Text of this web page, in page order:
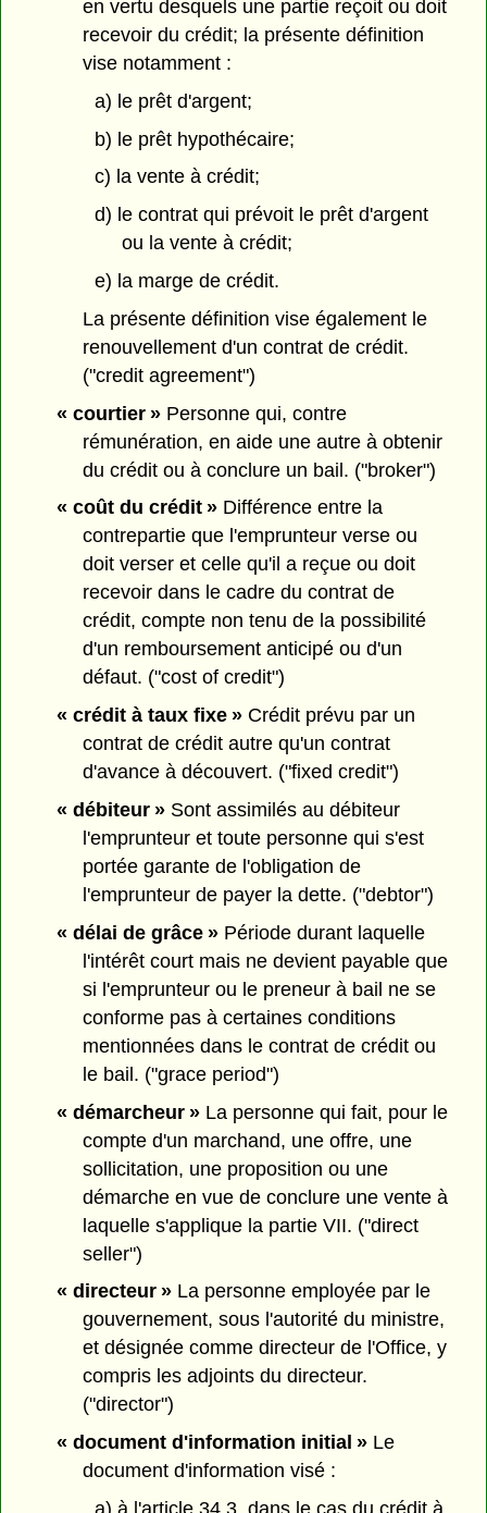
en vertu desquels une partie reçoit ou doit
recevoir du crédit; la présente définition
vise notamment :
a) le prêt d'argent;
b) le prêt hypothécaire;
c) la vente à crédit;
d) le contrat qui prévoit le prêt d'argent
ou la vente à crédit;
e) la marge de crédit.
La présente définition vise également le
renouvellement d'un contrat de crédit.
("credit agreement")
« courtier »Personne qui, contre
rémunération, en aide une autre à obtenir
du crédit ou à conclure un bail. ("broker")
« coût du crédit »Différence entre la
contrepartie que l'emprunteur verse ou
doit verser et celle qu'il a reçue ou doit
recevoir dans le cadre du contrat de
crédit, compte non tenu de la possibilité
d'un remboursement anticipé ou d'un
défaut. ("cost of credit")
« crédit à taux fixe »Crédit prévu par un
contrat de crédit autre qu'un contrat
d'avance à découvert. ("fixed credit")
« débiteur »Sont assimilés au débiteur
l'emprunteur et toute personne qui s'est
portée garante de l'obligation de
l'emprunteur de payer la dette. ("debtor")
« délai de grâce »Période durant laquelle
l'intérêt court mais ne devient payable que
si l'emprunteur ou le preneur à bail ne se
conforme pas à certaines conditions
mentionnées dans le contrat de crédit ou
le bail. ("grace period")
« démarcheur »La personne qui fait, pour le
compte d'un marchand, une offre, une
sollicitation, une proposition ou une
démarche en vue de conclure une vente à
laquelle s'applique la partie VII. ("direct
seller")
« directeur »La personne employée par le
gouvernement, sous l'autorité du ministre,
et désignée comme directeur de l'Office, y
compris les adjoints du directeur.
("director")
« document d'information initial »Le
document d'information visé :
a) à l'article 34.3, dans le cas du crédit à